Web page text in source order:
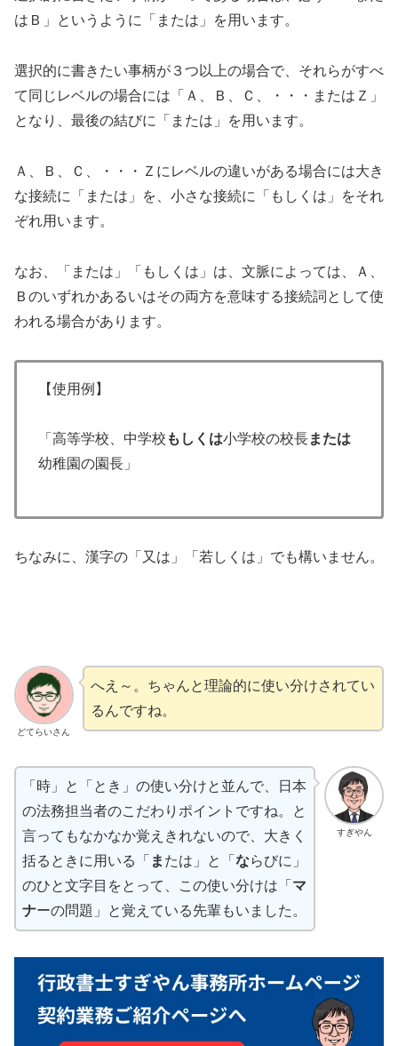
はＢ」というように「または」を用います。
選択的に書きたい事柄が３つ以上の場合で、それらがすべ
て同じレベルの場合には「Ａ、Ｂ、Ｃ、・・・またはＺ」
となり、最後の結びに「または」を用います。
Ａ、Ｂ、Ｃ、・・・Ｚにレベルの違いがある場合には大き
な接続に「または」を、小さな接続に「もしくは」をそれ
ぞれ用います。
なお、「または」「もしくは」は、文脈によっては、Ａ、
Ｂのいずれかあるいはその両方を意味する接続詞として使
われる場合があります。
【使用例】
「高等学校、中学校 もしくは小学校の校長または
幼稚園の園長」
ちなみに、漢字の「又は」「若しくは」でも構いません。
どてらいさん
へえ～。ちゃんと理論的に使い分けされてい
るんですね。
すぎやん
「時」と「とき」の使い分けと並んで、日本
の法務担当者のこだわりポイントですね。と
言ってもなかなか覚えきれないので、大きく
括るときに用いる「 ま たは」と「 ならびに」
のひと文字目をとって、この使い分けは「 マ
ナーの問題」と覚えている先輩もいました。